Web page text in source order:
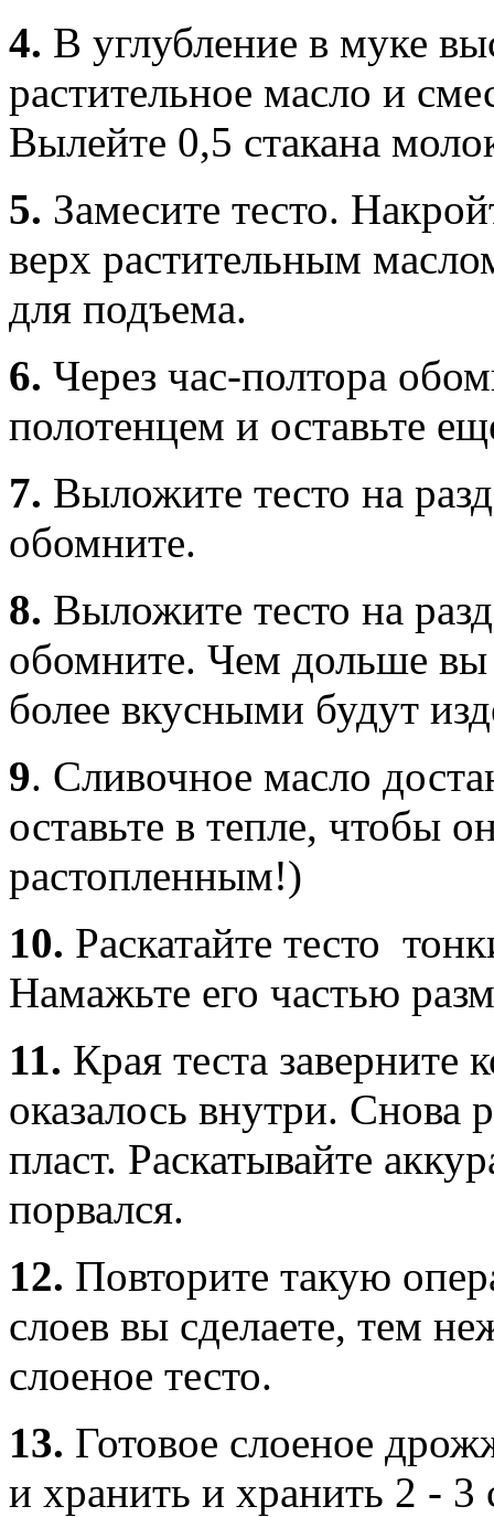
4. В углубление в муке
растительное масло и
Вылейте 0,5 стакана
5. Замесите тесто.
верх растительным
для подъема.
6. Через час-полтора
полотенцем и оставьте
7. Выложите тесто на
обомните.
8. Выложите тесто на
обомните. Чем дольше вы
более вкусными будут
9. Сливочное масло
оставьте в тепле, чтобы
растопленным!)
10. Раскатайте тесто
Намажьте его частью
11. Края теста заверните
оказалось внутри. Снова
пласт. Раскатывайте
порвался.
12. Повторите такую
слоев вы сделаете, тем
слоеное тесто.
13. Готовое слоеное
и хранить и хранить 2 - 3